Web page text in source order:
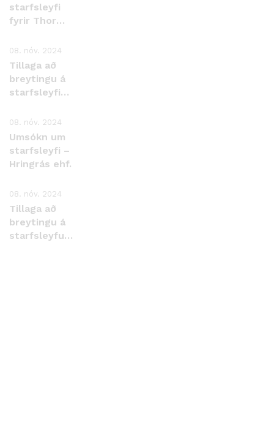
starfsleyfi
fyrir Thor
Þorlákshöfn
08. nóv. 2024
Tillaga að
breytingu á
starfsleyfi
kalkþörungafélgasins
ehf., Bíldudal.
08. nóv. 2024
Umsókn um
starfsleyfi –
Hringrás ehf.
08. nóv. 2024
Tillaga að
breytingu á
starfsleyfum